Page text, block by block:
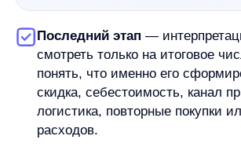
Отрицательная юнит-экономика
выбранный юнит не покрывает связанные
расходы. Это не всегда означает, что
сразу закрывать. Иногда отрицательный
появляется на первом заказе, но
повторными покупками. Иногда проблема
в слишком дорогом канале привлечения, а
данными.